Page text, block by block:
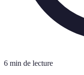
6 min de lecture